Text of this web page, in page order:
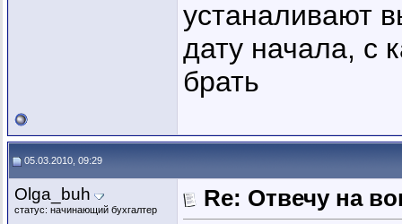
устаналивают
дату начала, с
брать
05.03.2010, 09:29
Olga_buh
статус: начинающий бухгалтер
Re: Отвечу на